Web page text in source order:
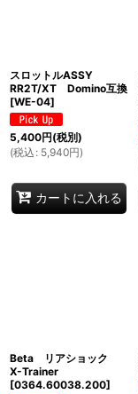
スロットルASSY
RR2T/XT Domino互換
[WE-04]
5,400円(税別)
(税込 : 5,940円)
カートに入れる
Beta リアショック
X-Trainer
[0364.60038.200]